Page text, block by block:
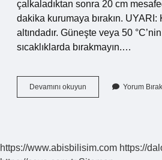
çalkaladıktan sonra 20 cm
dakika kurumaya bırakın. UYARI:
altındadır. Güneşte veya 50
sıcaklıklarda bırakmayın.…
Devamını okuyun
Itici
Yorum Bırak
https://www.abisbilisim.com https://